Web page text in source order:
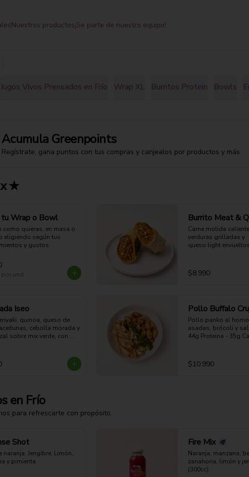
Nuestros productos¡Se parte de nuestro equipo!
Jugos Vivos Prensados en Frío Wrap XL Burritos Protein Bowls
Acumula Greenpoints
Regístrate, gana puntos con tus compras y canjealos por productos y más
★
Wrap o Bowl
como quieras, en masa o
eligiendo según tus
y gustos.
por und
Burrito Meat &
Carne molida
verduras grilladas y
queso light
27g grasa - 7g Fibra
$8.990
Iseo
quinoa, queso de
cebolla morada y
sobre mix verde, con
- 5g Fibra - 633 Kcal
Pollo Buffalo
Pollo panko al
asadas, brócoli y
44g Proteina - 35g
$10.990
en Frío
para refrescarte con propósito.
Shot
naranja, Jengibre, Limón,
y pimienta
Fire Mix
Naranja, manzana,
zanahoria, limón y
(300cc)